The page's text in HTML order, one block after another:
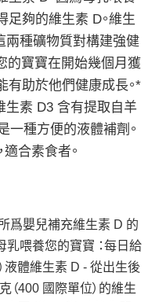
夠的維生素 D。維生
兩種礦物質對構建強健
的寶寶在開始幾個月獲
助於他們健康成長。*
生素 D3 含有提取自羊
一種方便的液體補劑。
合素食者。
爲嬰兒補充維生素 D 的
乳喂養您的寶寶 ：每日給
液體維生素 D - 從出生後
（400 國際單位）的維生